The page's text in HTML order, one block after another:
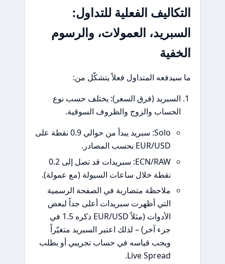
الفعلية للتداول:
العمولات، والرسوم
المتداول فعلاً يتشكّل من:
(فرق السعر): يختلف حسب نوع
والزوج والظروف السوقية.
Solo: سبريد يبدأ من حوالي 0.9 نقطة على
ECN/RAW: سبريدات قد تصل إلى 0.2
نقطة خلال ساعات السيولة (مع عمولة).
ملاحظة متضاربة في الصفحة الرسمية
التي أظهرت سبريدات أعلى جداً لبعض
الأدوات (مثلاً EUR/USD ذكره 1.5 في
جزء آخر) – لذلك اعتبر السبريد متغيّراً
ويجب قياسه في حساب تجريبي أو بطلب